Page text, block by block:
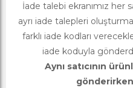
İade talebi ekranımız her
ayrı iade talepleri
farklı iade kodları
iade koduyla
Aynı satıcının